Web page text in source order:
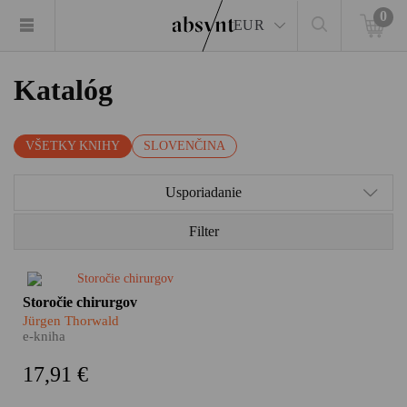
EUR
0
Katalóg
VŠETKY KNIHY SLOVENČINA
Usporiadanie
Filter
Aj chirurgia má svoje dejiny.
Pestré a úchvatné. Čo
predchádzalo prvému ostrému
zárezu skalpelom do živej
rozpráva nemecký spisovateľ
Storočie chirurgov
Jürgen Thorwald
e-kniha
17,91 €